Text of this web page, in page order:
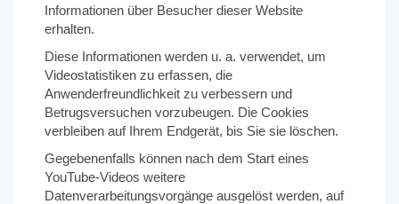
Informationen über Besucher dieser Website
erhalten.
Diese Informationen werden u. a. verwendet, um
Videostatistiken zu erfassen, die
Anwenderfreundlichkeit zu verbessern und
Betrugsversuchen vorzubeugen. Die Cookies
verbleiben auf Ihrem Endgerät, bis Sie sie löschen.
Gegebenenfalls können nach dem Start eines
YouTube-Videos weitere
Datenverarbeitungsvorgänge ausgelöst werden, auf